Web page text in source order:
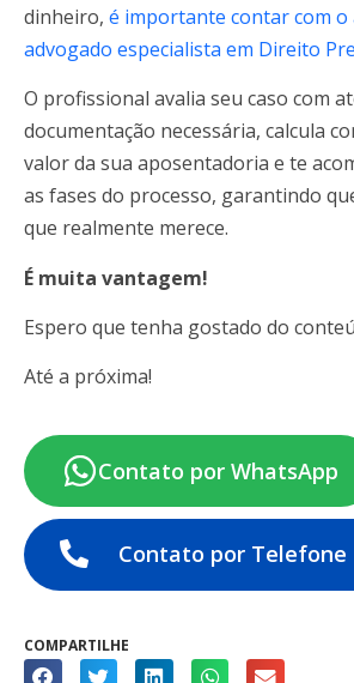
dinheiro, é importante contar com o
advogado especialista em Direito
O profissional avalia seu caso com
documentação necessária, calcula
valor da sua aposentadoria e te
as fases do processo, garantindo
que realmente merece.
É muita vantagem!
Espero que tenha gostado do
Até a próxima!
Contato por WhatsApp
Contato por Telefone
COMPARTILHE